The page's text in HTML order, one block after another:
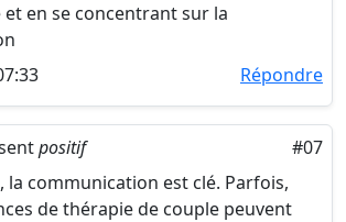
en se concentrant sur la
Répondre
positif
#07
la communication est clé. Parfois,
de thérapie de couple peuvent